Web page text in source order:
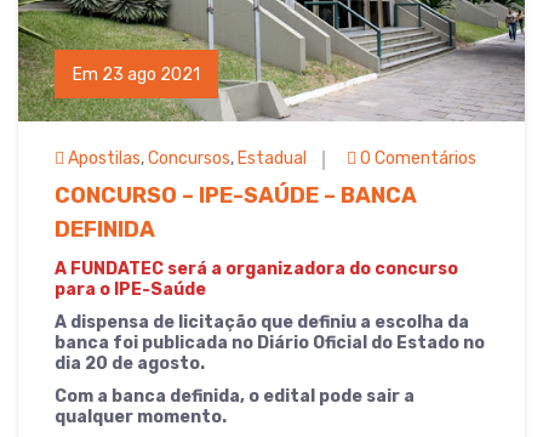
Em 23 ago 2021
Apostilas,Concursos, Estadual 0 Comentários
CONCURSO – IPE-SAÚDE – BANCA
DEFINIDA
A FUNDATEC será a organizadora do concurso
para o IPE-Saúde
A dispensa de licitação que definiu a escolha da
banca foi publicada no Diário Oficial do Estado no
dia 20 de agosto.
Com a banca definida, o edital pode sair a
qualquer momento.